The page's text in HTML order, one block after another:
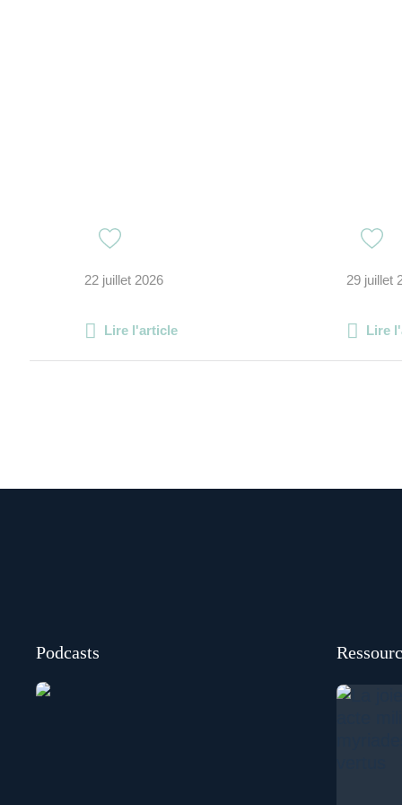
22 juillet 2026
Lire l'article
29 juillet
Lire
Podcasts